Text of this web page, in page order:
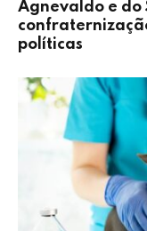
Agnevaldo e do
políticas